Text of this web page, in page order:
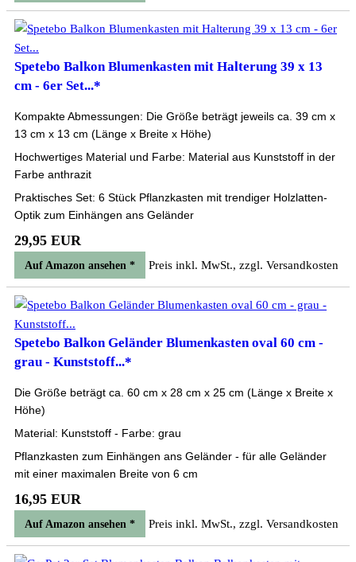
Spetebo Balkon Blumenkasten mit Halterung 39 x 13
cm - 6er Set...*
Kompakte Abmessungen: Die Größe beträgt jeweils ca. 39 cm x
13 cm x 13 cm (Länge x Breite x Höhe)
Hochwertiges Material und Farbe: Material aus Kunststoff in der
Farbe anthrazit
Praktisches Set: 6 Stück Pflanzkasten mit trendiger Holzlatten-
Optik zum Einhängen ans Geländer
29,95 EUR
Auf Amazon ansehen * Preis inkl. MwSt., zzgl. Versandkosten
Spetebo Balkon Geländer Blumenkasten oval 60 cm -
grau - Kunststoff...*
Die Größe beträgt ca. 60 cm x 28 cm x 25 cm (Länge x Breite x
Höhe)
Material: Kunststoff - Farbe: grau
Pflanzkasten zum Einhängen ans Geländer - für alle Geländer
mit einer maximalen Breite von 6 cm
16,95 EUR
Auf Amazon ansehen * Preis inkl. MwSt., zzgl. Versandkosten